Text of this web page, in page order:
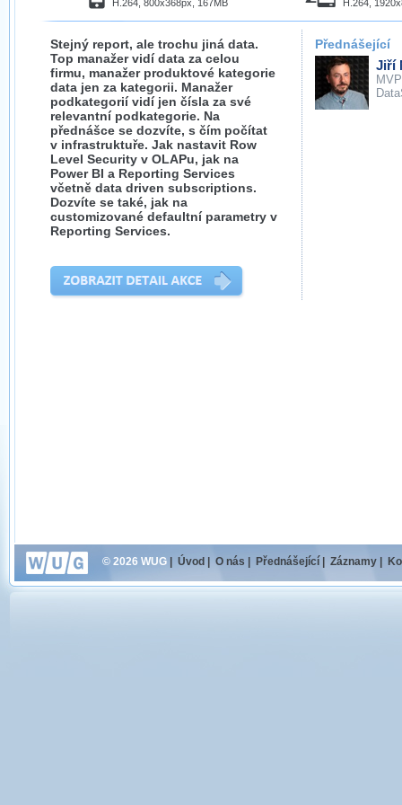
H.264, 800x368px, 167MB H.264,
Stejný report, ale trochu jiná data.
Top manažer vidí data za celou
firmu, manažer produktové kategorie
data jen za kategorii. Manažer
podkategorií vidí jen čísla za své
relevantní podkategorie. Na
přednášce se dozvíte, s čím počítat
v infrastruktuře. Jak nastavit Row
Level Security v OLAPu, jak na
Power BI a Reporting Services
včetně data driven subscriptions.
Dozvíte se také, jak na
customizované defaultní parametry v
Reporting Services.
Přednášející
Jiří
MVP
© 2026 WUG Úvod O nás Přednášející Záznamy